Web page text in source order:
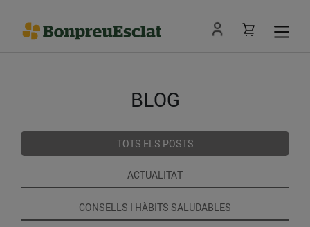
BLOG
TOTS ELS POSTS
ACTUALITAT
CONSELLS I HÀBITS SALUDABLES